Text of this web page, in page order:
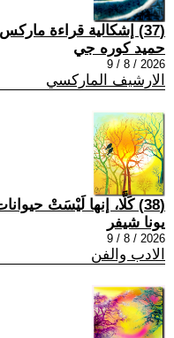
(37) إشكالية قراءة ماركس بين العلم والأيديولوجيا
حميد كوره جي
2026 / 8 / 9
الارشيف الماركسي
(38) كَلَّا، إنها لَيْسَتْ حيوانات أليفة
يونا شيفر
2026 / 8 / 9
الادب والفن